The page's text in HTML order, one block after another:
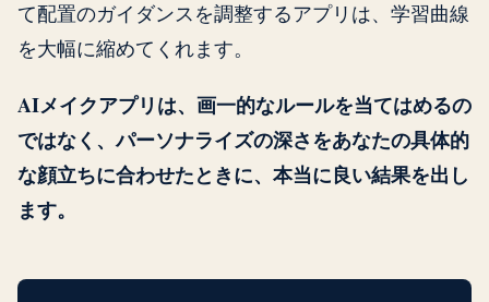
て配置のガイダンスを調整するアプリは、学習曲線
を大幅に縮めてくれます。
AIメイクアプリは、画一的なルールを当てはめるの
ではなく、パーソナライズの深さをあなたの具体的
な顔立ちに合わせたときに、本当に良い結果を出し
ます。